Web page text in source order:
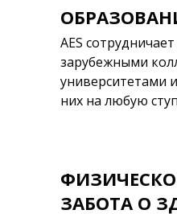
AES
зарубежными
университетами
них на любую
ЗАБОТА О